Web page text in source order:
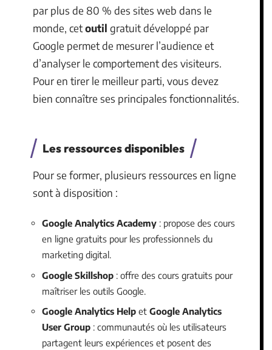
par plus de 80 % des sites web dans le
monde, cetoutil gratuit développé par
Google permet de mesurer l’audience et
d’analyser le comportement des visiteurs.
Pour en tirer le meilleur parti, vous devez
bien connaître ses principales fonctionnalités.
Les ressources disponibles
Pour se former, plusieurs ressources en ligne
sont à disposition :
Google Analytics Academy : propose des cours
en ligne gratuits pour les professionnels du
marketing digital.
Google Skillshop : offre des cours gratuits pour
maîtriser les outils Google.
Google Analytics Help et Google Analytics
User Group : communautés où les utilisateurs
partagent leurs expériences et posent des